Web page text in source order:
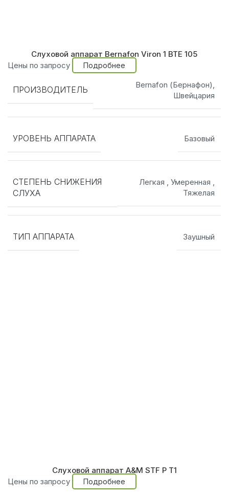
Слуховой аппарат Bernafon Viron 1 BTE 105
Цены по запросу
Подробнее
ПРОИЗВОДИТЕЛЬ
Bernafon (Бернафон),
Швейцария
УРОВЕНЬ АППАРАТА Базовый
СТЕПЕНЬ СНИЖЕНИЯ
СЛУХА
Легкая , Умеренная ,
Тяжелая
ТИП АППАРАТА Заушный
Слуховой аппарат A&M STF P T1
Цены по запросу
Подробнее